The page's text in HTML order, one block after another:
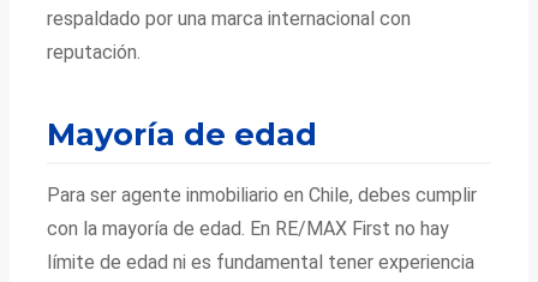
respaldado por una marca internacional con
reputación.
Mayoría de edad
Para ser agente inmobiliario en Chile, debes cumplir
con la mayoría de edad. En RE/MAX First no hay
límite de edad ni es fundamental tener experiencia